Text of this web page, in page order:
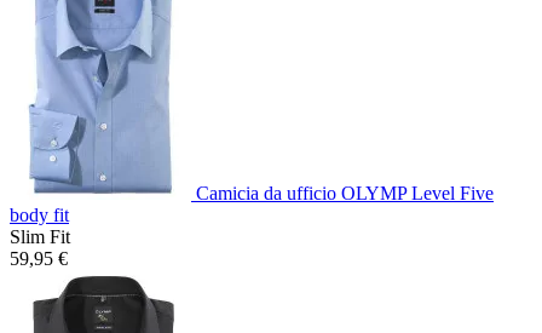
Camicia da ufficio OLYMP Level Five
body fit
Slim Fit
59,95 €